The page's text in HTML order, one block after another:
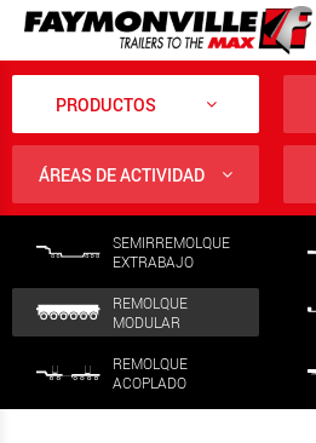
PRODUCTOS
ÁREAS DE ACTIVIDAD
SEMIRREMOLQUE
EXTRABAJO
REMOLQUE
MODULAR
REMOLQUE
ACOPLADO